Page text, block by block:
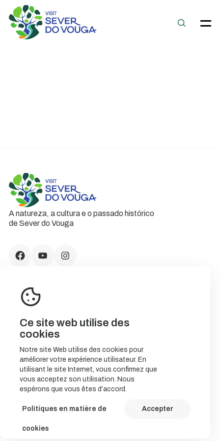
Ce site web utilise des
cookies
Notre site Web utilise des cookies pour
améliorer votre expérience utilisateur. En
utilisant le site Internet, vous confirmez que
vous acceptez son utilisation. Nous
espérons que vous êtes d’accord.
Politiques en matière de
cookies
Accepter
A natureza, a cultura e o passado histórico
de Sever do Vouga
CONTACTS
Política de Cookies